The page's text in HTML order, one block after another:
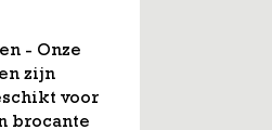
- Onze
zijn
voor
brocante